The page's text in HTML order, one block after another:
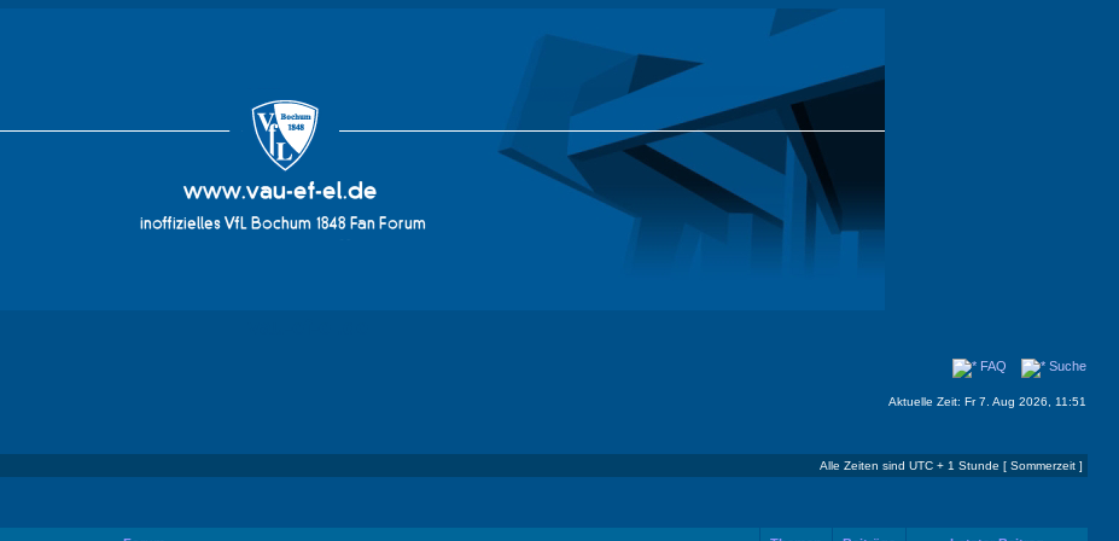
FAQ Suche
Aktuelle Zeit: Fr 7. Aug 2026, 11:51
Alle Zeiten sind UTC + 1 Stunde [ Sommerzeit ]